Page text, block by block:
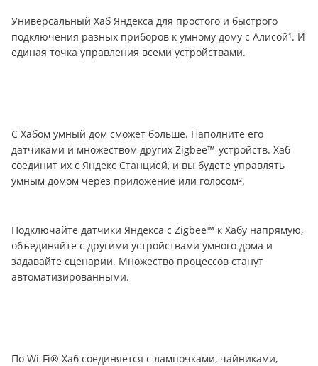
Универсальный Хаб Яндекса для простого и быстрого
подключения разных приборов к умному дому с Алисой¹. И
единая точка управления всеми устройствами.
С Хабом умный дом сможет больше. Наполните его
датчиками и множеством других Zigbee™-устройств. Хаб
соединит их с Яндекс Станцией, и вы будете управлять
умным домом через приложение или голосом².
Подключайте датчики Яндекса с Zigbee™ к Хабу напрямую,
объединяйте с другими устройствами умного дома и
задавайте сценарии. Множество процессов станут
автоматизированными.
По Wi-Fi® Хаб соединяется с лампочками, чайниками,